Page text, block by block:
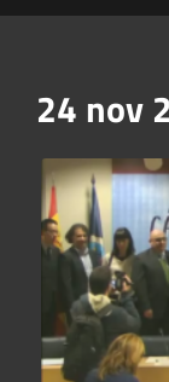
24 nov